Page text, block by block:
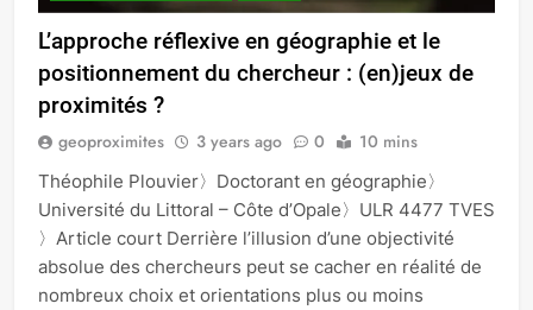
L’approche réflexive en géographie et le
positionnement du chercheur : (en)jeux de
proximités ?
geoproximites 3 years ago 0 10 mins
Théophile Plouvier〉Doctorant en géographie〉
Université du Littoral – Côte d’Opale〉ULR 4477 TVES
〉Article court Derrière l’illusion d’une objectivité
absolue des chercheurs peut se cacher en réalité de
nombreux choix et orientations plus ou moins